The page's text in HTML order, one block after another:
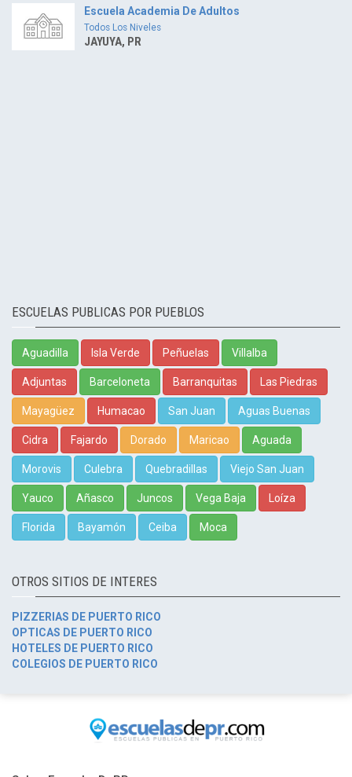
Escuela Academia De Adultos
Todos Los Niveles
JAYUYA, PR
ESCUELAS PUBLICAS POR PUEBLOS
Aguadilla Isla Verde Peñuelas Villalba
Adjuntas Barceloneta Barranquitas Las Piedras
Mayagüez Humacao San Juan Aguas Buenas
Cidra Fajardo Dorado Maricao Aguada
Morovis Culebra Quebradillas Viejo San Juan
Yauco Añasco Juncos Vega Baja Loíza
Florida Bayamón Ceiba Moca
OTROS SITIOS DE INTERES
PIZZERIAS DE PUERTO RICO
OPTICAS DE PUERTO RICO
HOTELES DE PUERTO RICO
COLEGIOS DE PUERTO RICO